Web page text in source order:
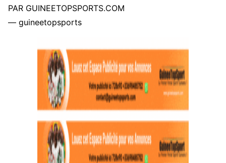
PAR GUINEETOPSPORTS.COM
— guineetopsports